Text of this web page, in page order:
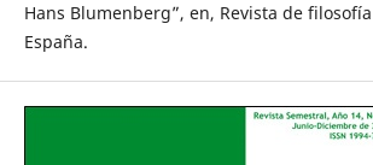
Hans Blumenberg”, en, Revista de filosofía
España.